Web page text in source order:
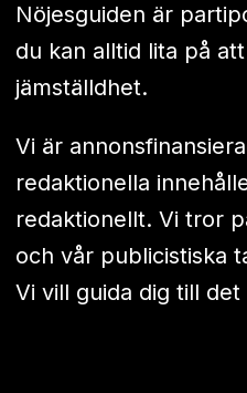
Nöjesguiden är
du kan alltid lita på
jämställdhet.
Vi är
redaktionella
redaktionellt. Vi tror
och vår publicistiska
Vi vill guida dig till